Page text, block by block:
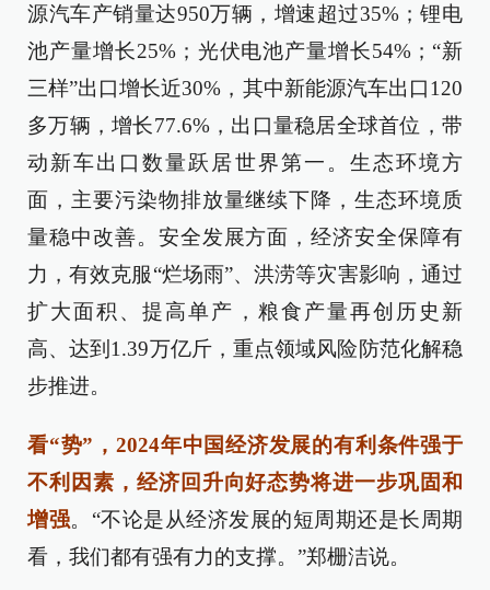
源汽车产销量达950万辆，增速超过35%；锂电
池产量增长25%；光伏电池产量增长54%；“新
三样”出口增长近30%，其中新能源汽车出口120
多万辆，增长77.6%，出口量稳居全球首位，带
动新车出口数量跃居世界第一。生态环境方
面，主要污染物排放量继续下降，生态环境质
量稳中改善。安全发展方面，经济安全保障有
力，有效克服“烂场雨”、洪涝等灾害影响，通过
扩大面积、提高单产，粮食产量再创历史新
高、达到1.39万亿斤，重点领域风险防范化解稳
步推进。
看“势”，2024年中国经济发展的有利条件强于
不利因素，经济回升向好态势将进一步巩固和
增强。“不论是从经济发展的短周期还是长周期
看，我们都有强有力的支撑。”郑栅洁说。